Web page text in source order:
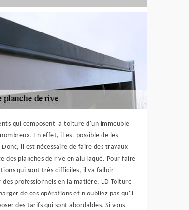
qui composent la toiture d'un immeuble
En effet, il est possible de les
il est nécessaire de faire des travaux
des planches de rive en alu laqué. Pour faire
qui sont très difficiles, il va falloir
professionnels en la matière. LD Toiture
de ces opérations et n'oubliez pas qu'il
des tarifs qui sont abordables. Si vous